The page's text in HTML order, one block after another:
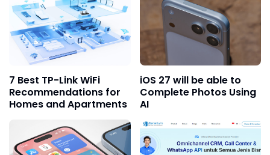
7 Best TP-Link WiFi
Recommendations for
Homes and Apartments
iOS 27 will be able to
Complete Photos Using
AI